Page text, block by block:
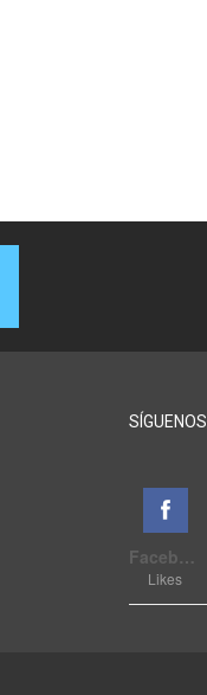
SÍGUENOS
Facebook
Likes